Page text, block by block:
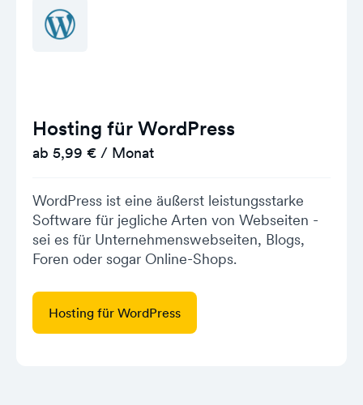
Hosting für WordPress
ab 5,99 € / Monat
WordPress ist eine äußerst leistungsstarke
Software für jegliche Arten von Webseiten -
sei es für Unternehmenswebseiten, Blogs,
Foren oder sogar Online-Shops.
Hosting für WordPress